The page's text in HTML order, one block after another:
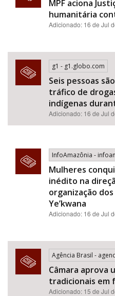
MPF aciona
humanitária
Adicionado: 16 de Jul
g1 - g1.globo.com
Seis pessoas
tráfico de
indígenas
Adicionado: 16 de Jul
InfoAmazônia -
Mulheres
inédito na
organização
Ye’kwana
Adicionado: 16 de Jul
Agência Brasil -
Câmara aprova
tradicionais em
Adicionado: 15 de Jul